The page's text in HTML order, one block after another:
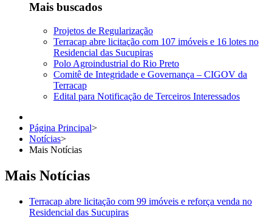
Mais buscados
Projetos de Regularização
Terracap abre licitação com 107 imóveis e 16 lotes no
Residencial das Sucupiras
Polo Agroindustrial do Rio Preto
Comitê de Integridade e Governança – CIGOV da
Terracap
Edital para Notificação de Terceiros Interessados
Página Principal>
Notícias>
Mais Notícias
Mais Notícias
Terracap abre licitação com 99 imóveis e reforça venda no
Residencial das Sucupiras